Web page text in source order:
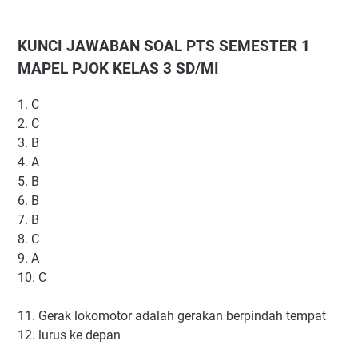
KUNCI JAWABAN SOAL PTS SEMESTER 1
MAPEL PJOK KELAS 3 SD/MI
1. C
2. C
3. B
4. A
5. B
6. B
7. B
8. C
9. A
10. C
11. Gerak lokomotor adalah gerakan berpindah tempat
12. lurus ke depan